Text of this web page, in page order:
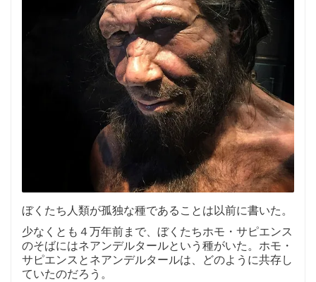
ぼくたち人類が孤独な種であることは以前に書いた。
少なくとも４万年前まで、ぼくたちホモ・サピエンス
のそばにはネアンデルタールという種がいた。ホモ・
サピエンスとネアンデルタールは、どのように共存し
ていたのだろう。